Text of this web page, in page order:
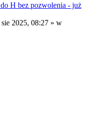
H bez pozwolenia - już
2025, 08:27 » w